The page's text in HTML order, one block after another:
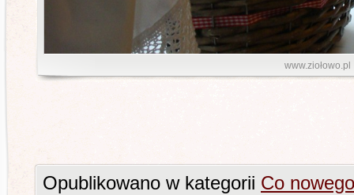
www.ziołowo.pl
Opublikowano w kategorii Co